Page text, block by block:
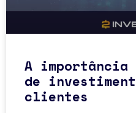
A importância
de
clientes